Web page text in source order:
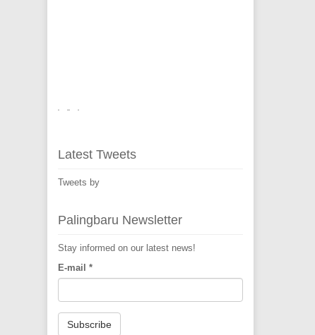
Latest Tweets
Tweets by
Palingbaru Newsletter
Stay informed on our latest news!
E-mail *
Subscribe